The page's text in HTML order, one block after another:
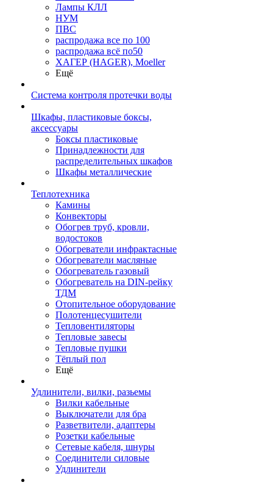
Лампы КЛЛ
НУМ
ПВС
распродажа все по 100
распродажа всё по50
ХАГЕР (HAGER), Moeller
Ещё
Система контроля протечки воды
Шкафы, пластиковые боксы,
аксессуары
Боксы пластиковые
Принадлежности для
распределительных шкафов
Шкафы металлические
Теплотехника
Камины
Конвекторы
Обогрев труб, кровли,
водостоков
Обогреватели инфрактасные
Обогреватели масляные
Обогреватель газовый
Обогреватель на DIN-рейку
ТДМ
Отопительное оборудование
Полотенцесушители
Тепловентиляторы
Тепловые завесы
Тепловые пушки
Тёплый пол
Ещё
Удлинители, вилки, разьемы
Вилки кабельные
Выключатели для бра
Разветвители, адаптеры
Розетки кабельные
Сетевые кабеля, шнуры
Соединители силовые
Удлинители